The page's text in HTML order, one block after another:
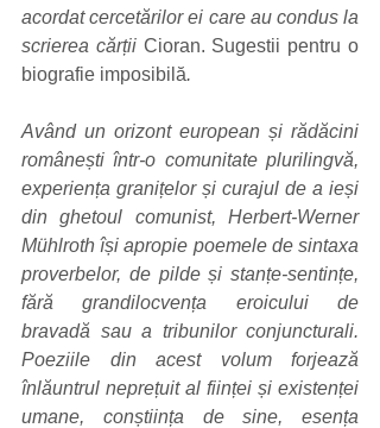
acordat cercetărilor ei care au condus la
scrierea cărții Cioran. Sugestii pentru o
biografie imposibilă.
Având un orizont european și rădăcini
românești într-o comunitate plurilingvă,
experiența granițelor și curajul de a ieși
din ghetoul comunist, Herbert-Werner
Mühlroth își apropie poemele de sintaxa
proverbelor, de pilde și stanțe-sentințe,
fără grandilocvența eroicului de
bravadă sau a tribunilor conjuncturali.
Poeziile din acest volum forjează
înlăuntrul neprețuit al ființei și existenței
umane, conștiința de sine, esența